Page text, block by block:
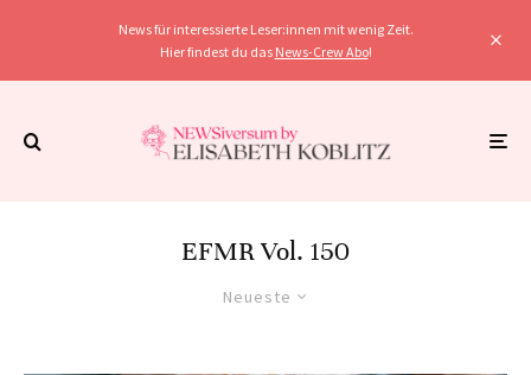
News für interessierte Leser:innen mit wenig Zeit.
Hier findest du das News-Crew Abo!
EFMR Vol. 150
Neueste